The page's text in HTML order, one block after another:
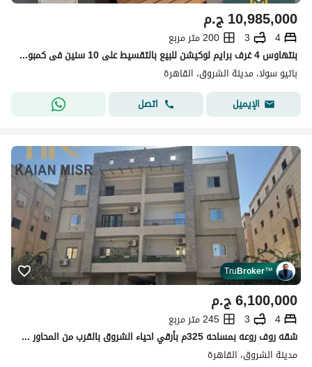
ج.م10,985,000
4
3
200 متر مربع
بنتهاوس 4 غرف برايم لوكيشن للبيع بالتقسيط على 10 سنين فى كمبوند باتيو سولا - مدينة الشروق - القاهرة Patio Sola
باتيو سولا، مدينة الشروق، القاهرة
الإيميل
اتصل
TruBroker™
ج.م6,100,000
4
3
245 متر مربع
شقه روف روعه بمساحه 325م بأرقي احياء الشروق بالقرب من المحاور الرئيسيه
مدينة الشروق، القاهرة